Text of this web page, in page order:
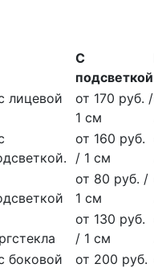
С
подсветкой
лицевой
от 170 руб. /
1 см
от 160 руб.
/ 1 см
от 80 руб. /
1 см
от 130 руб.
/ 1 см
боковой
от 200 руб.